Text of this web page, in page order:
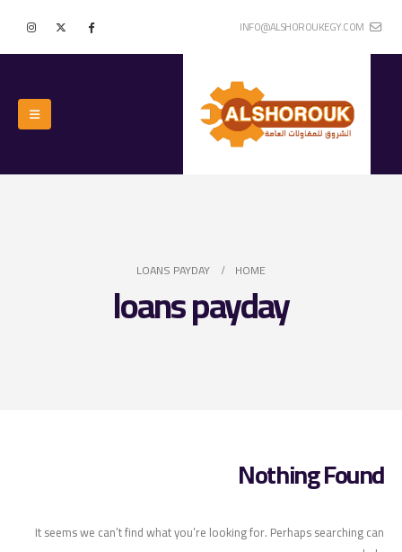
INFO@ALSHOROUKEGY.COM
HOME
LOANS PAYDAY
loans payday
Nothing Found
It seems we can’t find what you’re looking for. Perhaps searching can